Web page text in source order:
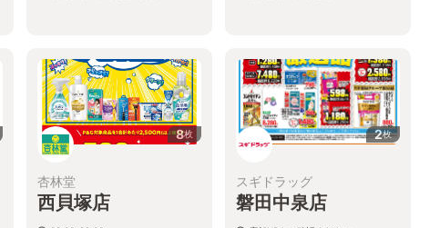
8枚
杏林堂
西貝塚店
2枚
スギドラッグ
磐田中泉店